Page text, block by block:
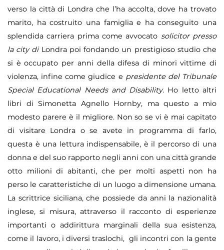
verso la cittàdi Londra che l’ha accolta, dove ha trovato
marito, ha costruito una famiglia e ha conseguito una
splendida carriera prima come avvocato solicitor presso
la city di Londra poi fondando un prestigioso studio che
si èoccupato per anni della difesa di minori vittime di
violenza, infine come giudice e presidente del Tribunale
Special Educational Needs and Disability. Ho letto altri
libri di Simonetta Agnello Hornby, ma questo a mio
modesto parere è il migliore. Non so se vi è mai capitato
di visitare Londra o se avete in programma di farlo,
questa è una lettura indispensabile, è il percorso di una
donna e del suo rapporto negli anni con una città grande
otto milioni di abitanti, che per molti aspetti non ha
perso le caratteristiche di un luogo a dimensione umana.
La scrittrice siciliana, che possiede da anni la nazionalità
inglese, si misura, attraverso il racconto di esperienze
importanti o addirittura marginali della sua esistenza,
come il lavoro, i diversi traslochi, gli incontri con la gente